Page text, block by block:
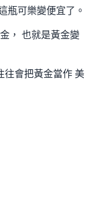
瓶可樂變便宜了。
， 也就是黃金變
往會把黃金當作 美